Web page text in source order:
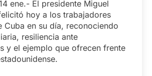
ene.- El presidente Miguel
hoy a los trabajadores
Cuba en su día, reconociendo
resiliencia ante
y el ejemplo que ofrecen frente